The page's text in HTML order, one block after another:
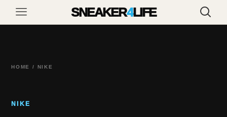
SNEAKER4LIFE
HOME / NIKE
NIKE